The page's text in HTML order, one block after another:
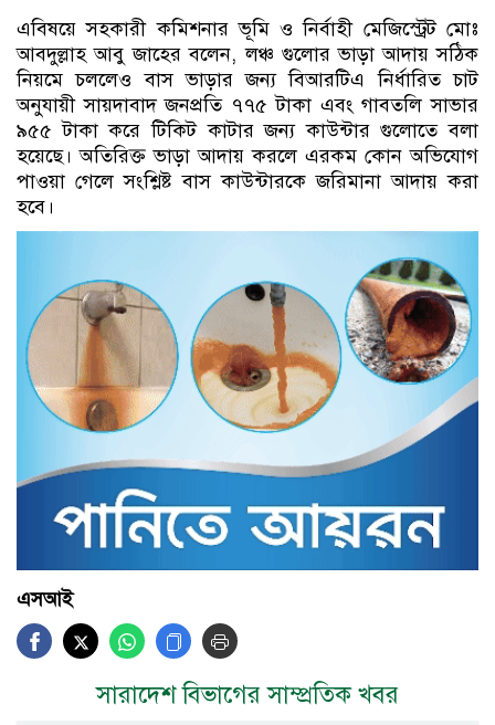
এবিষয়ে সহকারী কমিশনার ভূমি ও নির্বাহী মেজিস্ট্রেট মোঃ
আবদুল্লাহ আবু জাহের বলেন, লঞ্চ গুলোর ভাড়া আদায় সঠিক
নিয়মে চললেও বাস ভাড়ার জন্য বিআরটিএ নির্ধারিত চাট
অনুযায়ী সায়দাবাদ জনপ্রতি ৭৭৫ টাকা এবং গাবতলি সাভার
৯৫৫ টাকা করে টিকিট কাটার জন্য কাউন্টার গুলোতে বলা
হয়েছে। অতিরিক্ত ভাড়া আদায় করলে এরকম কোন অভিযোগ
পাওয়া গেলে সংশ্লিষ্ট বাস কাউন্টারকে জরিমানা আদায় করা
হবে।
এসআই
সারাদেশ বিভাগের সাম্প্রতিক খবর